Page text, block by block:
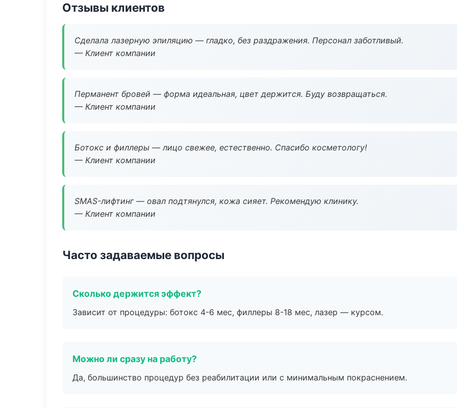
Отзывы клиентов
Сделала лазерную эпиляцию — гладко, без раздражения. Персонал заботливый.
— Клиент компании
Перманент бровей — форма идеальная, цвет держится. Буду возвращаться.
— Клиент компании
Ботокс и филлеры — лицо свежее, естественно. Спасибо косметологу!
— Клиент компании
SMAS-лифтинг — овал подтянулся, кожа сияет. Рекомендую клинику.
— Клиент компании
Часто задаваемые вопросы
Сколько держится эффект?
Зависит от процедуры: ботокс 4-6 мес, филлеры 8-18 мес, лазер — курсом.
Можно ли сразу на работу?
Да, большинство процедур без реабилитации или с минимальным покраснением.